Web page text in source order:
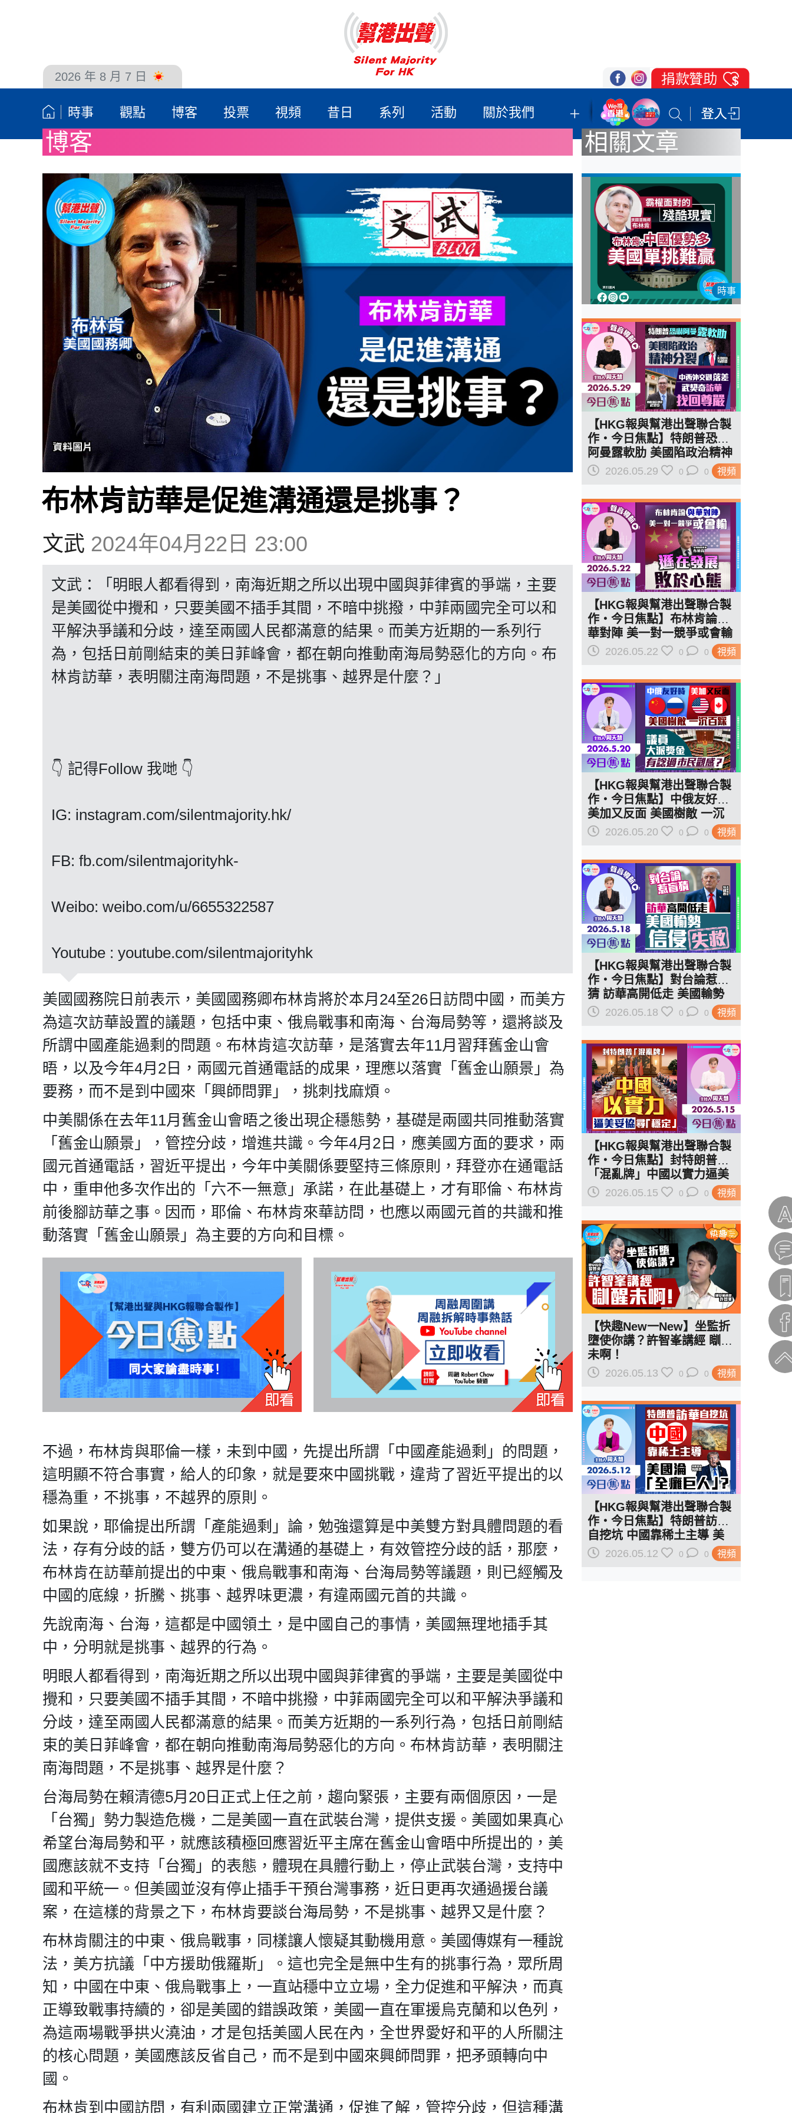
2026 年 8 月 7 日
時事 觀點 博客 投票 視頻 昔日 系列 活動 關於我們 我們的立場 登記支持 聯絡我們
博客
布林肯訪華是促進溝通還是挑事？
文武 2024年04月22日 23:00
文武：「明眼人都看得到，南海近期之所以出現中國與菲律賓的爭端，主要
是美國從中攪和，只要美國不插手其間，不暗中挑撥，中菲兩國完全可以和
平解決爭議和分歧，達至兩國人民都滿意的結果。而美方近期的一系列行
為，包括日前剛結束的美日菲峰會，都在朝向推動南海局勢惡化的方向。布
林肯訪華，表明關注南海問題，不是挑事、越界是什麼？」
👇 記得Follow 我哋 👇
IG: instagram.com/silentmajority.hk/
FB: fb.com/silentmajorityhk-
Weibo: weibo.com/u/6655322587
Youtube : youtube.com/silentmajorityhk
美國國務院日前表示，美國國務卿布林肯將於本月24至26日訪問中國，而美方
為這次訪華設置的議題，包括中東、俄烏戰事和南海、台海局勢等，還將談及
所謂中國產能過剩的問題。布林肯這次訪華，是落實去年11月習拜舊金山會
晤，以及今年4月2日，兩國元首通電話的成果，理應以落實「舊金山願景」為
要務，而不是到中國來「興師問罪」，挑刺找麻煩。
中美關係在去年11月舊金山會晤之後出現企穩態勢，基礎是兩國共同推動落實
「舊金山願景」，管控分歧，增進共識。今年4月2日，應美國方面的要求，兩
國元首通電話，習近平提出，今年中美關係要堅持三條原則，拜登亦在通電話
中，重申他多次作出的「六不一無意」承諾，在此基礎上，才有耶倫、布林肯
前後腳訪華之事。因而，耶倫、布林肯來華訪問，也應以兩國元首的共識和推
動落實「舊金山願景」為主要的方向和目標。
不過，布林肯與耶倫一樣，未到中國，先提出所謂「中國產能過剩」的問題，
這明顯不符合事實，給人的印象，就是要來中國挑戰，違背了習近平提出的以
穩為重，不挑事，不越界的原則。
如果說，耶倫提出所謂「產能過剩」論，勉強還算是中美雙方對具體問題的看
法，存有分歧的話，雙方仍可以在溝通的基礎上，有效管控分歧的話，那麼，
布林肯在訪華前提出的中東、俄烏戰事和南海、台海局勢等議題，則已經觸及
中國的底線，折騰、挑事、越界味更濃，有違兩國元首的共識。
先說南海、台海，這都是中國領土，是中國自己的事情，美國無理地插手其
中，分明就是挑事、越界的行為。
明眼人都看得到，南海近期之所以出現中國與菲律賓的爭端，主要是美國從中
攪和，只要美國不插手其間，不暗中挑撥，中菲兩國完全可以和平解決爭議和
分歧，達至兩國人民都滿意的結果。而美方近期的一系列行為，包括日前剛結
束的美日菲峰會，都在朝向推動南海局勢惡化的方向。布林肯訪華，表明關注
南海問題，不是挑事、越界是什麼？
台海局勢在賴清德5月20日正式上任之前，趨向緊張，主要有兩個原因，一是
「台獨」勢力製造危機，二是美國一直在武裝台灣，提供支援。美國如果真心
希望台海局勢和平，就應該積極回應習近平主席在舊金山會晤中所提出的，美
國應該就不支持「台獨」的表態，體現在具體行動上，停止武裝台灣，支持中
國和平統一。但美國並沒有停止插手干預台灣事務，近日更再次通過援台議
案，在這樣的背景之下，布林肯要談台海局勢，不是挑事、越界又是什麼？
布林肯關注的中東、俄烏戰事，同樣讓人懷疑其動機用意。美國傳媒有一種說
法，美方抗議「中方援助俄羅斯」。這也完全是無中生有的挑事行為，眾所周
知，中國在中東、俄烏戰事上，一直站穩中立立場，全力促進和平解決，而真
正導致戰事持續的，卻是美國的錯誤政策，美國一直在軍援烏克蘭和以色列，
為這兩場戰爭拱火澆油，才是包括美國人民在內，全世界愛好和平的人所關注
的核心問題，美國應該反省自己，而不是到中國來興師問罪，把矛頭轉向中
國。
布林肯到中國訪問，有利兩國建立正常溝通，促進了解，管控分歧，但這種溝
相關文章
時事
視頻
【HKG報與幫港出聲聯合製
作‧今日焦點】特朗普恐嚇
阿曼露軟肋 美國陷政治精神
分裂 中西外交觀落差 武契
2026.05.29 0 0
視頻
【HKG報與幫港出聲聯合製
作‧今日焦點】布林肯論與
華對陣 美一對一競爭或會輸
遜在發展 敗於心態
2026.05.22 0 0
視頻
【HKG報與幫港出聲聯合製
作‧今日焦點】中俄友好時
美加又反面 美國樹敵 一沉
百踩 議員大派獎金 有諗過
2026.05.20 0 0
視頻
【HKG報與幫港出聲聯合製
作‧今日焦點】對台論惹盲
猜 訪華高開低走 美國輸勢
信侵失救
2026.05.18 0 0
視頻
【HKG報與幫港出聲聯合製
作‧今日焦點】封特朗普
「混亂牌」中國以實力逼美
妥協尋「穩定」
2026.05.15 0 0
視頻
【快趣New一New】坐監折
墮使你講？許智峯講經 瞓醒
未啊！
2026.05.13 0 0
視頻
【HKG報與幫港出聲聯合製
作‧今日焦點】特朗普訪華
自挖坑 中國靠稀土主導 美
國淪「全癱巨人」？
2026.05.12 0 0